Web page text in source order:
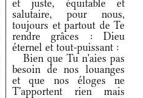
et juste, équitable et
salutaire, pour nous,
toujours et partout de Te
rendre grâces : Dieu
éternel et tout-puissant :
Bien que Tu n'aies pas
besoin de nos louanges
et que nos éloges ne
T'apportent rien mais